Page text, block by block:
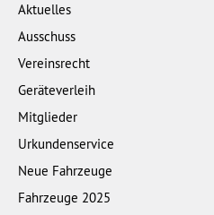
Aktuelles
Ausschuss
Vereinsrecht
Geräteverleih
Mitglieder
Urkundenservice
Neue Fahrzeuge
Fahrzeuge 2025